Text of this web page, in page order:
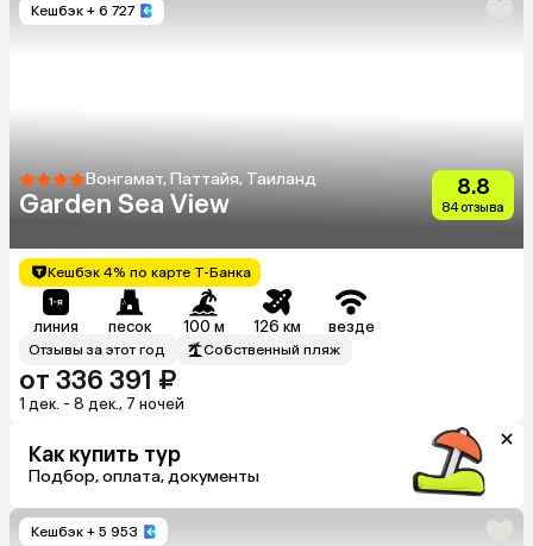
Кешбэк + 6 727
Вонгамат, Паттайя, Таиланд
Garden Sea View
8.8
84 отзыва
Кешбэк 4% по карте Т-Банка
линия песок 100 м 126 км везде
Отзывы за этот год Собственный пляж
от 336 391 ₽
1 дек. - 8 дек., 7 ночей
Как купить тур
Подбор, оплата, документы
Кешбэк + 5 953